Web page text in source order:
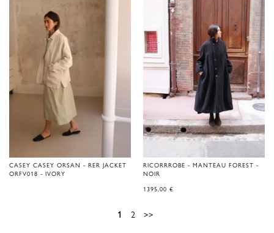
CASEY CASEY ORSAN - RER JACKET
ORFV018 - IVORY
RICORRROBE - MANTEAU FOREST -
NOIR
1395,00 €
1 2 >>